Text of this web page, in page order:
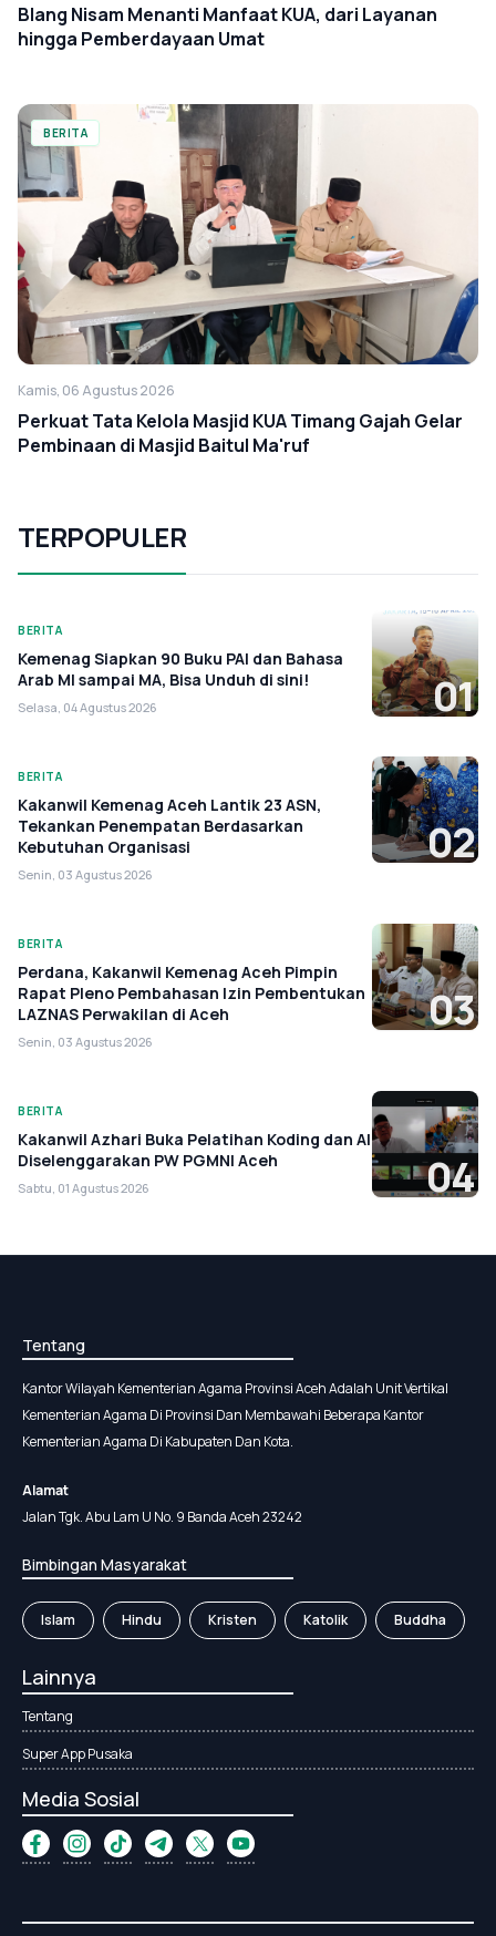
Blang Nisam Menanti Manfaat KUA, dari Layanan
hingga Pemberdayaan Umat
BERITA
Kamis, 06 Agustus 2026
Perkuat Tata Kelola Masjid KUA Timang Gajah Gelar
Pembinaan di Masjid Baitul Ma'ruf
TERPOPULER
BERITA
Kemenag Siapkan 90 Buku PAI dan Bahasa
Arab MI sampai MA, Bisa Unduh di sini!
Selasa, 04 Agustus 2026 01
BERITA
Kakanwil Kemenag Aceh Lantik 23 ASN,
Tekankan Penempatan Berdasarkan
Kebutuhan Organisasi
Senin, 03 Agustus 2026
02
BERITA
Perdana, Kakanwil Kemenag Aceh Pimpin
Rapat Pleno Pembahasan Izin Pembentukan
LAZNAS Perwakilan di Aceh
Senin, 03 Agustus 2026
03
BERITA
Kakanwil Azhari Buka Pelatihan Koding dan AI
Diselenggarakan PW PGMNI Aceh
Sabtu, 01 Agustus 2026 04
Tentang
Kantor Wilayah Kementerian Agama Provinsi Aceh Adalah Unit Vertikal
Kementerian Agama Di Provinsi Dan Membawahi Beberapa Kantor
Kementerian Agama Di Kabupaten Dan Kota.
Alamat
Jalan Tgk. Abu Lam U No. 9 Banda Aceh 23242
Bimbingan Masyarakat
Islam Hindu Kristen Katolik Buddha
Lainnya
Tentang
Super App Pusaka
Media Sosial